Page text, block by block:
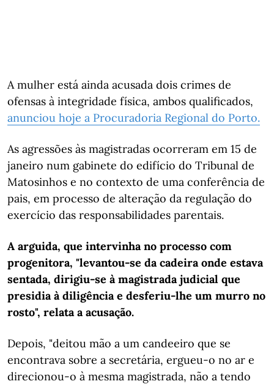
A mulher está ainda acusada dois crimes de
ofensas à integridade física, ambos qualificados,
anunciou hoje a Procuradoria Regional do Porto.
As agressões às magistradas ocorreram em 15 de
janeiro num gabinete do edifício do Tribunal de
Matosinhos e no contexto de uma conferência de
pais, em processo de alteração da regulação do
exercício das responsabilidades parentais.
A arguida, que intervinha no processo com
progenitora, "levantou-se da cadeira onde estava
sentada, dirigiu-se à magistrada judicial que
presidia à diligência e desferiu-lhe um murro no
rosto", relata a acusação.
Depois, "deitou mão a um candeeiro que se
encontrava sobre a secretária, ergueu-o no ar e
direcionou-o à mesma magistrada, não a tendo